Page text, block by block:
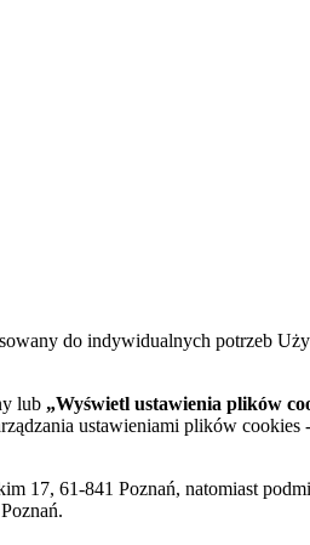
do indywidualnych potrzeb
lub „Wyświetl ustawienia plików
ustawieniami plików
17, 61-841 Poznań, natomiast